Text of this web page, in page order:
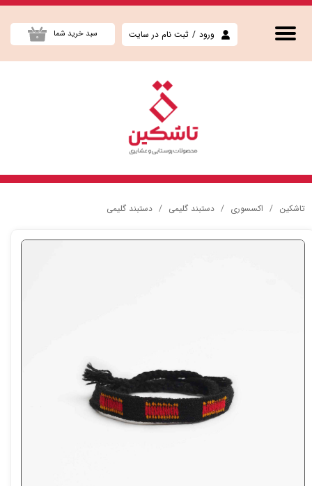
ورود / ثبت نام در سایت
حساب کاربری من
تغییر گذر واژه
خروج از حساب کاربری
۰ سبد خرید شما
تاشکین اکسسوری دستبند گلیمی دستبند گلیمی